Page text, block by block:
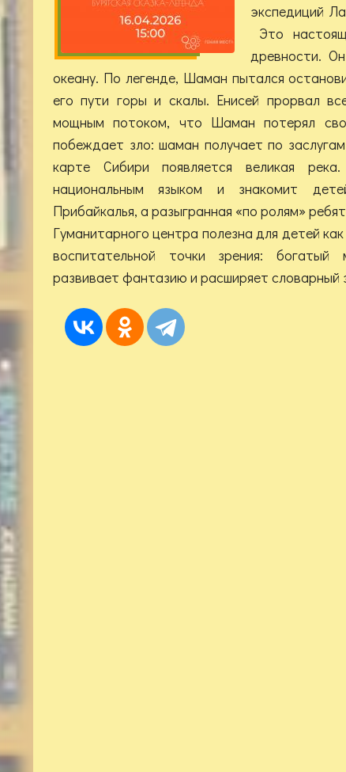
экспедиций
Это
древности.
океану. По легенде, Шаман пытался
его пути горы и скалы. Енисей прорвал
мощным потоком, что Шаман потерял
побеждает зло: шаман получает по
карте Сибири появляется великая
национальным языком и знакомит
Прибайкалья, а разыгранная «по ролям»
Гуманитарного центра полезна для детей
воспитательной точки зрения: богатый
развивает фантазию и расширяет словарный